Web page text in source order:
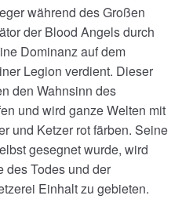
während des Großen
der Blood Angels durch
Dominanz auf dem
Legion verdient. Dieser
den Wahnsinn des
und wird ganze Welten mit
und Ketzer rot färben. Seine
gesegnet wurde, wird
des Todes und der
Einhalt zu gebieten.